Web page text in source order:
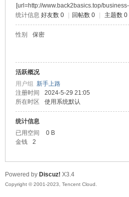
[url=http://www.back2basics.top/
统计信息 好友数 0 回帖数 0 主题数 0
性别 保密
活跃概况
用户组 新手上路
注册时间
2024-5-29 21:05
所在时区
使用系统默认
统计信息
已用空间
0 B
金钱
2
Powered by Discuz! X3.4
Copyright © 2001-2023, Tencent Cloud.